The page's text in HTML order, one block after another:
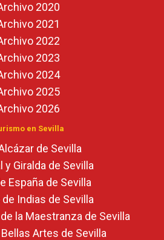
2020
2021
2022
2023
2024
2025
2026
en Sevilla
de Sevilla
y Giralda de Sevilla
España de Sevilla
Indias de Sevilla
la Maestranza de Sevilla
Artes de Sevilla